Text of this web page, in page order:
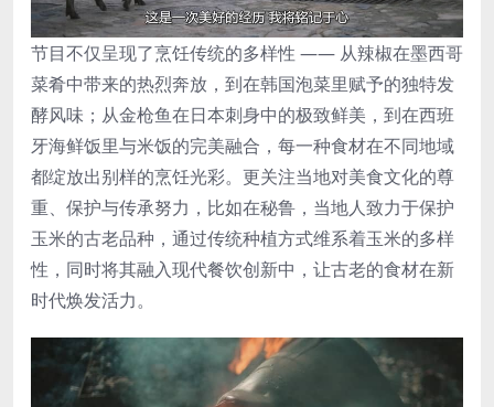
节目不仅呈现了烹饪传统的多样性 —— 从辣椒在墨西哥
菜肴中带来的热烈奔放，到在韩国泡菜里赋予的独特发
酵风味；从金枪鱼在日本刺身中的极致鲜美，到在西班
牙海鲜饭里与米饭的完美融合，每一种食材在不同地域
都绽放出别样的烹饪光彩。更关注当地对美食文化的尊
重、保护与传承努力，比如在秘鲁，当地人致力于保护
玉米的古老品种，通过传统种植方式维系着玉米的多样
性，同时将其融入现代餐饮创新中，让古老的食材在新
时代焕发活力。